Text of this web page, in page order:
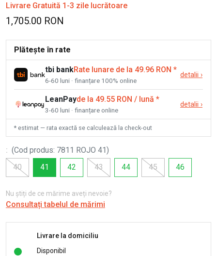
Livrare Gratuită 1-3 zile lucrătoare
1,705.00 RON
Plătește în rate
tbi bankRate lunare de la 49.96 RON *
6-60 luni · finanțare 100% online
detalii ›
LeanPayde la 49.55 RON / lună *
3-60 luni · finanțare online
detalii ›
* estimat — rata exactă se calculează la check-out
: (Cod produs: 7811 ROJO 41)
40
41 42 43 44 45 46
Nu știți de ce mărime aveți nevoie?
Consultați tabelul de mărimi
Livrare la domiciliu
Disponibil